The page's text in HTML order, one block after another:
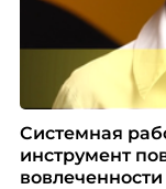
Системная
инструмент
вовлеченности